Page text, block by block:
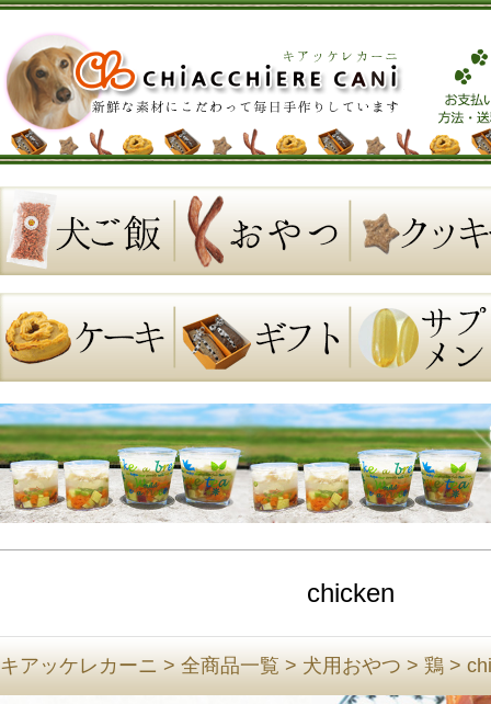
chicken
キアッケレカーニ > 全商品一覧 > 犬用おやつ > 鶏 >